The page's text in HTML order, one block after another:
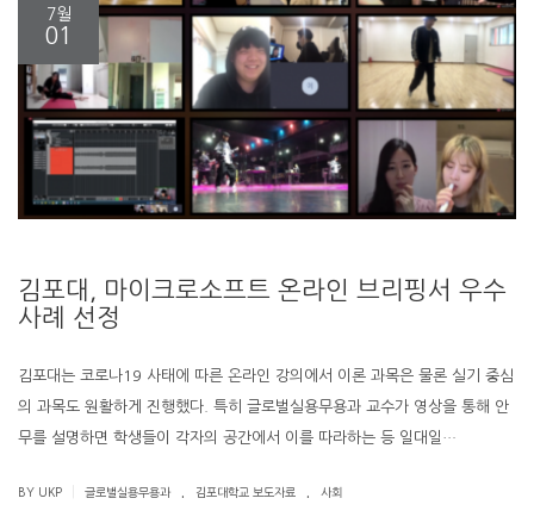
7월
01
김포대, 마이크로소프트 온라인 브리핑서 우수
사례 선정
김포대는 코로나19 사태에 따른 온라인 강의에서 이론 과목은 물론 실기 중심
의 과목도 원활하게 진행했다. 특히 글로벌실용무용과 교수가 영상을 통해 안
무를 설명하면 학생들이 각자의 공간에서 이를 따라하는 등 일대일…
BY UKP 글로벌실용무용과 김포대학교 보도자료 사회